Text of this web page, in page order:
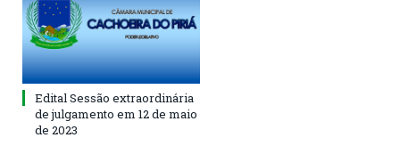
Edital Sessão extraordinária
de julgamento em 12 de maio
de 2023